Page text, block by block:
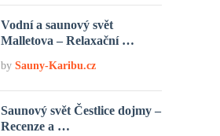
Vodní a saunový svět
Malletova – Relaxační …
bySauny-Karibu.cz
Saunový svět Čestlice dojmy –
Recenze a …